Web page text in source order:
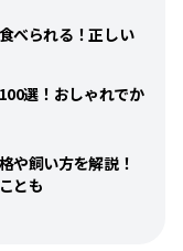
べられる！正しい
選！おしゃれでか
や飼い方を解説！
とも